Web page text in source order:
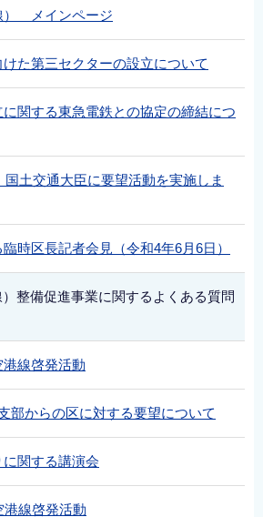
） メインページ
た第三セクターの設立について
関する東急電鉄との協定の締結につ
土交通大臣に要望活動を実施しま
時区長記者会見（令和4年6月6日）
整備促進事業に関するよくある質問
線啓発活動
部からの区に対する要望について
関する講演会
港線啓発活動